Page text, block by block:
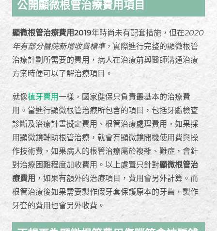
公開顯微根管治療費用項目
顯微根管治療費用2019年時尚未有配套措施，但在2020
年有部分醫院新增收費標準，實際進行完整的顯微根管
治療計劃所需要的費用，病人在治療前與醫師溝通治療
方案時便可以了解治療項目。
就像植牙費用一樣，國家健保只負責最基本的治療費
用。當進行顯微根管治療所包含的項目，包括牙髓檢查
診斷及治療計畫擬定費用、根管治療處理費用，如果採
用顯微鏡輔助根管治療，就會有顯微鏡開機使用費與操
作技術費，如果病人的根管治療屬於複雜、難症，會針
對治療困難程度加收費用。以上處置只針對顯微根管治
療費用 ，如果有額外的治療項目，費用會另外計算。而
根管治療後如果需要製作假牙套保護原本的牙齒，製作
牙套的費用也會另外收費。